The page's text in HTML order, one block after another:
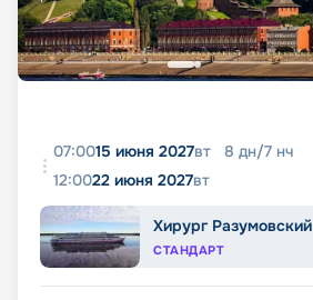
07:0015 июня 2027вт 8 дн/7 нч
12:0022 июня 2027вт
Хирург Разумовский
СТАНДАРТ